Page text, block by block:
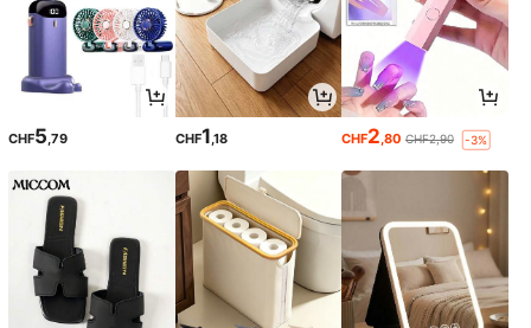
CHF5,79 CHF1,18 CHF2,80 CHF2,90 -3%